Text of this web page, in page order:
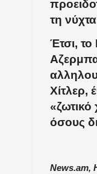
τη
Έτσι,
Χίτλερ,
όσους
News.am,